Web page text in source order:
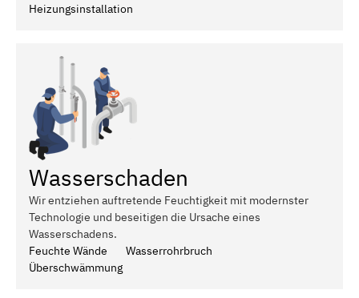
Heizungsinstallation
Wasserschaden
Wir entziehen auftretende Feuchtigkeit mit modernster
Technologie und beseitigen die Ursache eines
Wasserschadens.
Feuchte Wände
Wasserrohrbruch
Überschwämmung